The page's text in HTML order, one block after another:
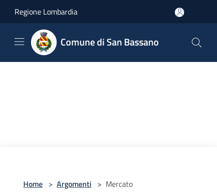
Regione Lombardia
Comune di San Bassano
Home > Argomenti > Mercato